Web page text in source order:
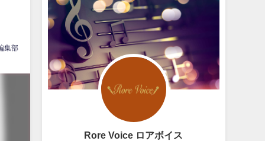
集部
Rore Voice ロアボイス